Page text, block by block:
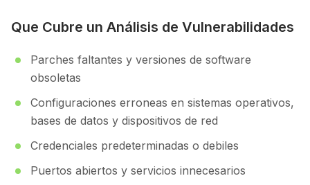
Que Cubre un Análisis de Vulnerabilidades
Parches faltantes y versiones de software
obsoletas
Configuraciones erroneas en sistemas operativos,
bases de datos y dispositivos de red
Credenciales predeterminadas o debiles
Puertos abiertos y servicios innecesarios